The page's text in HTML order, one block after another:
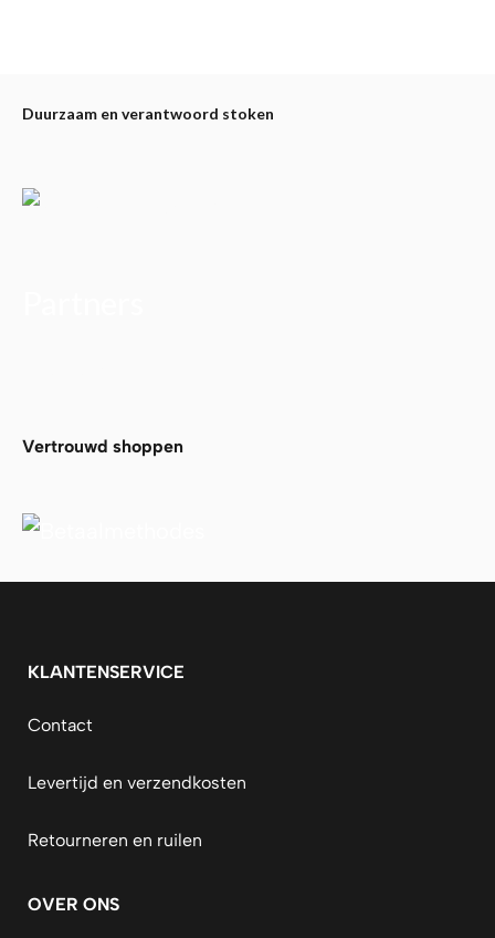
Duurzaam en verantwoord stoken
Vertrouwd shoppen
KLANTENSERVICE
Contact
Levertijd en verzendkosten
Retourneren en ruilen
OVER ONS